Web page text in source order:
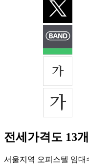
전세가격도 13
서울지역 오피스텔 임대